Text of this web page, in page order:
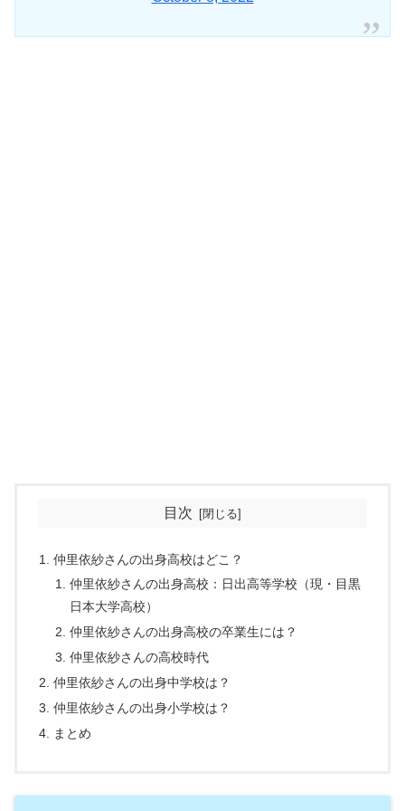
目次
仲里依紗さんの出身高校はどこ？
仲里依紗さんの出身高校：日出高等学校（現・目黒
日本大学高校）
仲里依紗さんの出身高校の卒業生には？
仲里依紗さんの高校時代
仲里依紗さんの出身中学校は？
仲里依紗さんの出身小学校は？
まとめ